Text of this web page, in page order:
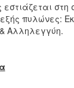
πυλώνες:
Αλληλεγγύη.